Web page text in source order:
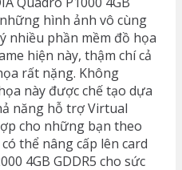
hình ảnh vô cùng
nhiều phần mềm đồ họa
hiện này, thậm chí cả
rất nặng. Không
này được chế tạo dựa
năng hỗ trợ Virtual
cho những bạn theo
thể nâng cấp lên card
4GB GDDR5 cho sức